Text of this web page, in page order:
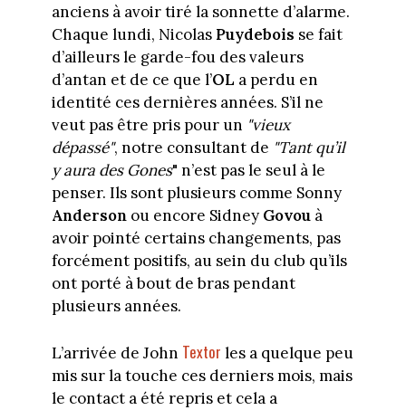
anciens à avoir tiré la sonnette d’alarme.
Chaque lundi, Nicolas Puydebois se fait
d’ailleurs le garde-fou des valeurs
d’antan et de ce que l’OL a perdu en
identité ces dernières années. S’il ne
veut pas être pris pour un "vieux
dépassé", notre consultant de "Tant qu’il
y aura des Gones" n’est pas le seul à le
penser. Ils sont plusieurs comme Sonny
Andersonou encore Sidney Govouà
avoir pointé certains changements, pas
forcément positifs, au sein du club qu’ils
ont porté à bout de bras pendant
plusieurs années.
L’arrivée de John Textor les a quelque peu
mis sur la touche ces derniers mois, mais
le contact a été repris et cela a